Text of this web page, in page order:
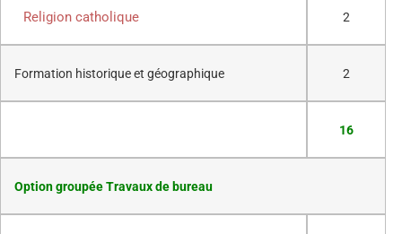
Religion catholique 2
Formation historique et géographique 2
16
Option groupée Travaux de bureau